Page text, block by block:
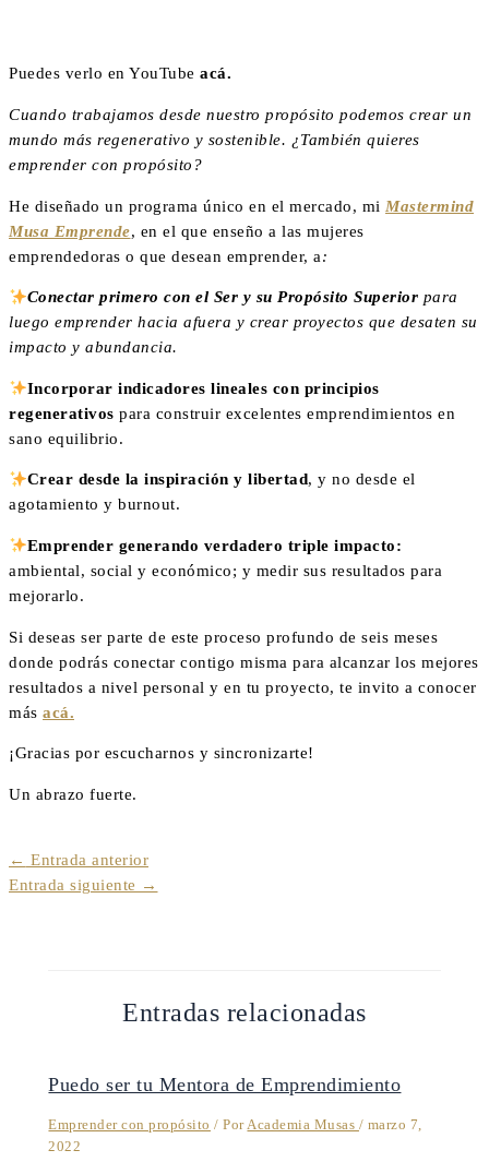
Puedes verlo en YouTube acá.
Cuando trabajamos desde nuestro propósito podemos crear un
mundo más regenerativo y sostenible. ¿También quieres
emprender con propósito?
He diseñado un programa único en el mercado, mi Mastermind
Musa Emprende, en el que enseño a las mujeres
emprendedoras o que desean emprender, a:
Conectar primero con el Ser y su Propósito Superior para
luego emprender hacia afuera y crear proyectos que desaten su
impacto y abundancia.
Incorporar indicadores lineales con principios
regenerativos para construir excelentes emprendimientos en
sano equilibrio.
Crear desde la inspiración y libertad, y no desde el
agotamiento y burnout.
Emprender generando verdadero triple impacto:
ambiental, social y económico; y medir sus resultados para
mejorarlo.
Si deseas ser parte de este proceso profundo de seis meses
donde podrás conectar contigo misma para alcanzar los mejores
resultados a nivel personal y en tu proyecto, te invito a conocer
más acá.
¡Gracias por escucharnos y sincronizarte!
Un abrazo fuerte.
← Entrada anterior
Entrada siguiente →
Entradas relacionadas
Puedo ser tu Mentora de Emprendimiento
Emprender con propósito / PorAcademia Musas / marzo 7,
2022